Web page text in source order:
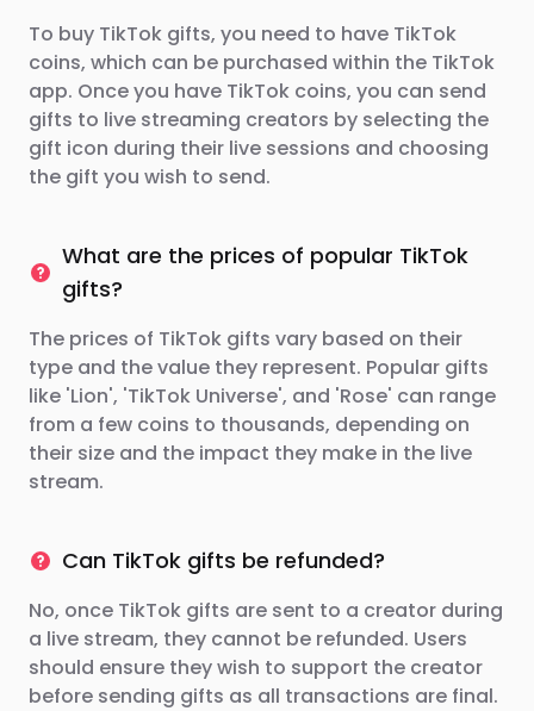
To buy TikTok gifts, you need to have TikTok
coins, which can be purchased within the TikTok
app. Once you have TikTok coins, you can send
gifts to live streaming creators by selecting the
gift icon during their live sessions and choosing
the gift you wish to send.
What are the prices of popular TikTok
gifts?
The prices of TikTok gifts vary based on their
type and the value they represent. Popular gifts
like 'Lion', 'TikTok Universe', and 'Rose' can range
from a few coins to thousands, depending on
their size and the impact they make in the live
stream.
Can TikTok gifts be refunded?
No, once TikTok gifts are sent to a creator during
a live stream, they cannot be refunded. Users
should ensure they wish to support the creator
before sending gifts as all transactions are final.